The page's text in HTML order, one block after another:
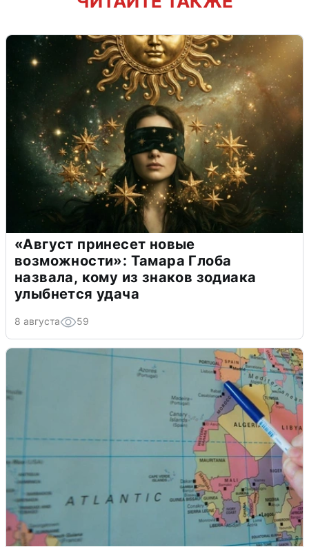
«Август принесет новые
возможности»: Тамара Глоба
назвала, кому из знаков зодиака
улыбнется удача
8 августа 59